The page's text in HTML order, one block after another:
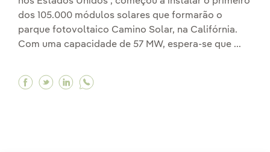
dos 105.000 módulos solares que formarão o
parque fotovoltaico Camino Solar, na Califórnia.
Com uma capacidade de 57 MW, espera-se que ...
Facebook Iniciamos instalação de módulos
Twitter Iniciamos instalação de módulos
Linkedin Iniciamos instalação de